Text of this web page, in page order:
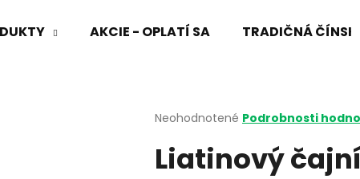
AKCIE - OPLATÍ SA TRADIČNÁ
Priemerné
produktu
je
Neohodnotené Podrobnosti
Liatinový
potrebujete nájsť?
HĽADAŤ